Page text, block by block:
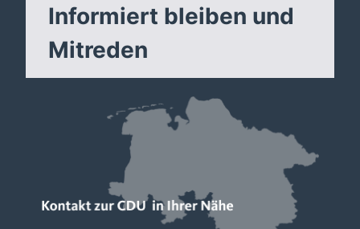
Informiert bleiben und
Mitreden